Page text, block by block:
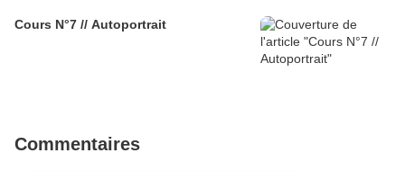
Cours N°7 // Autoportrait
Commentaires